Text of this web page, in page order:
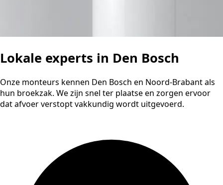
Lokale experts in Den Bosch
Onze monteurs kennen Den Bosch en Noord-Brabant als
hun broekzak. We zijn snel ter plaatse en zorgen ervoor
dat afvoer verstopt vakkundig wordt uitgevoerd.